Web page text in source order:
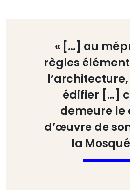
« […] au
règles
édifier […]
demeure le
d’œuvre de
la